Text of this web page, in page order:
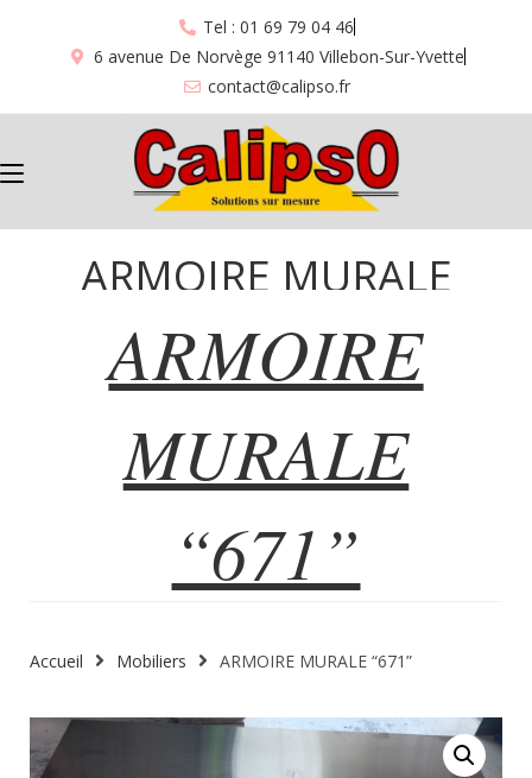
Tel : 01 69 79 04 46
6 avenue De Norvège 91140 Villebon-Sur-Yvette
contact@calipso.fr
ARMOIRE MURALE
“671”
ARMOIRE
MURALE
“671”
Accueil Mobiliers ARMOIRE MURALE “671”